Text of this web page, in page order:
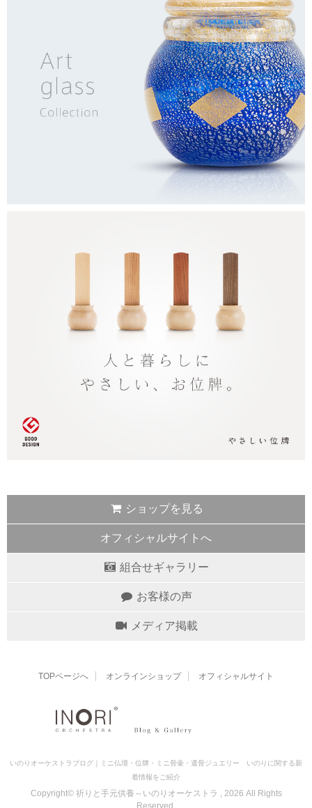
ショップを見る
オフィシャルサイトへ
組合せギャラリー
お客様の声
メディア掲載
TOPページへ オンラインショップ オフィシャルサイト
いのりオーケストラブログ｜ミニ仏壇・位牌・ミニ骨壷・遺骨ジュエリー いのりに関する新
着情報をご紹介
Copyright© 祈りと手元供養～いのりオーケストラ , 2026 All Rights
Reserved.